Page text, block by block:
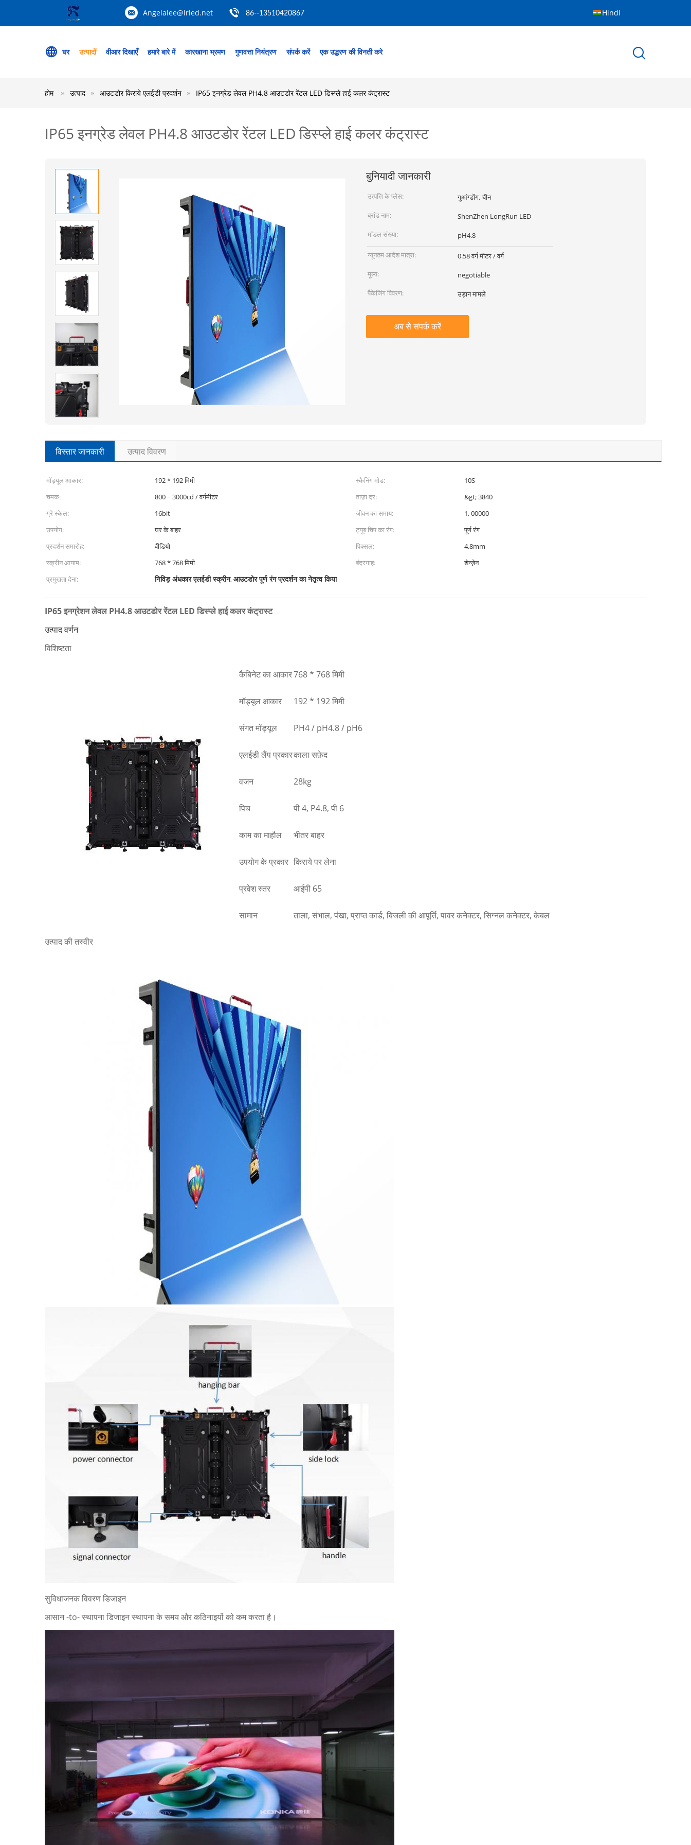
Angelalee@lrled.net 86--13510420867 Hindi
घर उत्पादों वीआर दिखाएँ हमारे बारे में कारखाना भ्रमण गुणवत्ता नियंत्रण संपर्क करें एक उद्धरण की विनती करे
होम उत्पाद आउटडोर किराये एलईडी प्रदर्शन IP65 इनग्रेड लेवल PH4.8 आउटडोर रेंटल LED डिस्प्ले हाई कलर कंट्रास्ट
IP65 इनग्रेड लेवल PH4.8 आउटडोर रेंटल LED डिस्प्ले हाई कलर कंट्रास्ट
बुनियादी जानकारी
उत्पत्ति के प्लेस:
गुआंग्डोंग, चीन
ब्रांड नाम:
ShenZhen LongRun LED
मॉडल संख्या:
pH4.8
न्यूनतम आदेश मात्रा:
0.58 वर्ग मीटर / वर्ग
मूल्य:
negotiable
पैकेजिंग विवरण:
उड़ान मामले
अब से संपर्क करें
विस्तार जानकारी उत्पाद विवरण
मॉड्यूल आकार: 192 * 192 मिमी स्कैनिंग मोड:
10S
चमक:
800 ~ 3000cd / वर्गमीटर ताज़ा दर:
&gt; 3840
ग्रे स्केल:
16bit जीवन का समाय:
1, 00000
उपयोग:
घर के बाहर ट्यूब चिप का रंग:
पूर्ण रंग
प्रदर्शन समारोह:
वीडियो पिक्सल:
4.8mm
स्क्रीन आयाम:
768 * 768 मिमी बंदरगाह:
शेन्ज़ेन
प्रमुखता देना:
निविड़ अंधकार एलईडी स्क्रीन,आउटडोर पूर्ण रंग प्रदर्शन का नेतृत्व किया
IP65 इनग्रेशन लेवल PH4.8 आउटडोर रेंटल LED डिस्प्ले हाई कलर कंट्रास्ट
उत्पाद वर्णन
विशिष्टता
कैबिनेट का आकार768 * 768 मिमी
मॉड्यूल आकार 192 * 192 मिमी
संगत मॉड्यूल PH4 / pH4.8 / pH6
एलईडी लैंप प्रकारकाला सफ़ेद
वजन 28kg
पिच पी 4, P4.8, पी 6
काम का माहौल भीतर बाहर
उपयोग के प्रकार किराये पर लेना
प्रवेश स्तर आईपी ​​65
सामान ताला, संभाल, पंखा, प्राप्त कार्ड, बिजली की आपूर्ति, पावर कनेक्टर, सिग्नल कनेक्टर, केबल
उत्पाद की तस्वीर
सुविधाजनक विवरण डिजाइन
आसान -to- स्थापना डिजाइन स्थापना के समय और कठिनाइयों को कम करता है।